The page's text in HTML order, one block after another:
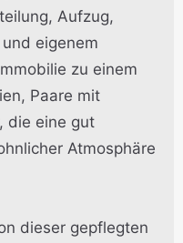
Aufzug,
eigenem
zu einem
Paare mit
die eine gut
Atmosphäre
dieser gepflegten